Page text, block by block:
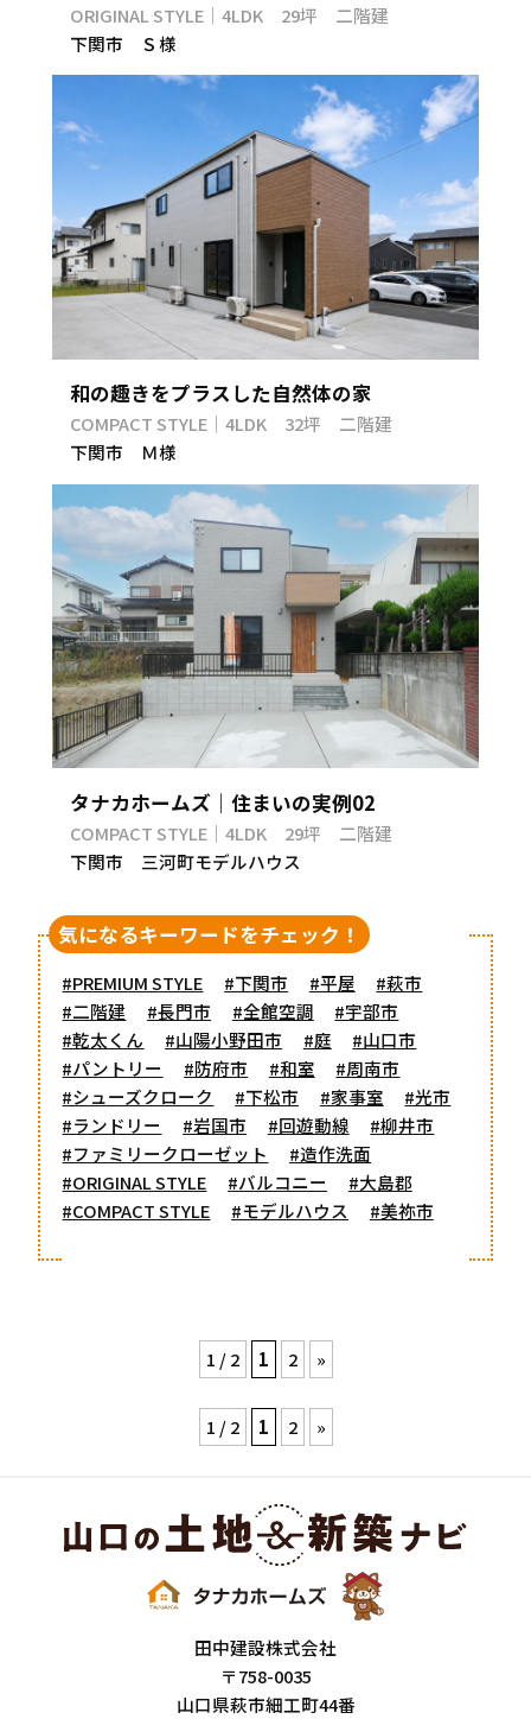
気になるキーワードをチェック！
#PREMIUM STYLE #下関市 #平屋
#萩市
#二階建
#長門市 #全館空調
#宇部市
#乾太くん
#山陽小野田市 #庭
#山口市
#パントリー
#防府市 #和室
#周南市
#シューズクローク
#下松市 #家事室
#光市
#ランドリー
#岩国市 #回遊動線
#柳井市
#ファミリークローゼット
#造作洗面
#ORIGINAL STYLE
#バルコニー
#大島郡
#COMPACT STYLE
#モデルハウス #美祢市
ORIGINAL STYLE｜4LDK 29坪 二階建
下関市 Ｓ様
和の趣きをプラスした自然体の家
COMPACT STYLE｜4LDK 32坪 二階建
下関市 Ｍ様
タナカホームズ｜住まいの実例02
COMPACT STYLE｜4LDK 29坪 二階建
下関市 三河町モデルハウス
1 / 2 1 2 »
1 / 2 1 2 »
田中建設株式会社
〒758-0035
山口県萩市細工町44番